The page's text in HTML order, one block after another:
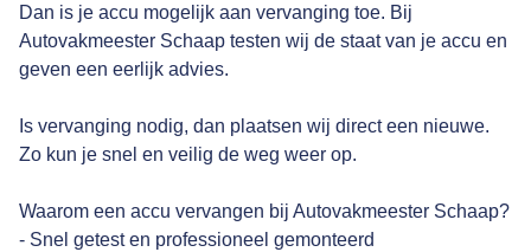
Dan is je accu mogelijk aan vervanging toe. Bij
Autovakmeester Schaap testen wij de staat van je accu en
geven een eerlijk advies.
Is vervanging nodig, dan plaatsen wij direct een nieuwe.
Zo kun je snel en veilig de weg weer op.
Waarom een accu vervangen bij Autovakmeester Schaap?
- Snel getest en professioneel gemonteerd